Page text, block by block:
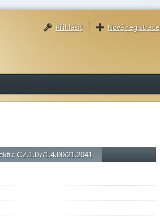
Přihlásit Nová registrace
CZ.1.07/1.4.00/21.2041